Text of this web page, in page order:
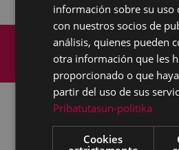
Política de cookies
información sobre su uso
con nuestros socios de
análisis, quienes pueden
otra información que les
proporcionado o que
partir del uso de sus
Pribatutasun-politika
Cookies